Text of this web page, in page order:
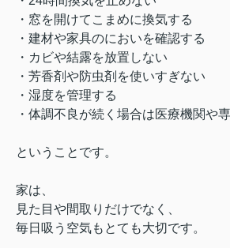
・窓を開けてこまめに換気する
・建材や家具のにおいを確認する
・カビや結露を放置しない
・芳香剤や防虫剤を使いすぎない
・湿度を管理する
・体調不良が続く場合は医療機関や
ということです。
家は、
見た目や間取りだけでなく、
毎日吸う空気もとても大切です。